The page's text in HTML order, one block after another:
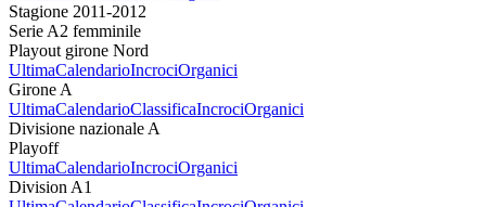
Stagione 2011-2012
Serie A2 femminile
Playout girone Nord
UltimaCalendarioIncrociOrganici
Girone A
UltimaCalendarioClassificaIncrociOrganici
Divisione nazionale A
Playoff
UltimaCalendarioIncrociOrganici
Division A1